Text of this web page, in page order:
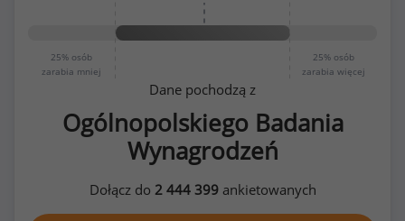
25% osób
zarabia mniej
25% osób
zarabia więcej
Dane pochodzą z
Ogólnopolskiego Badania
Wynagrodzeń
Dołącz do 2 444 399ankietowanych